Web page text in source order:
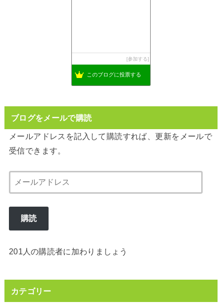
参加する
このブログに投票する
ブログをメールで購読
メールアドレスを記入して購読すれば、更新をメールで
受信できます。
ー
ル
レ
購読
201人の購読者に加わりましょう
カテゴリー